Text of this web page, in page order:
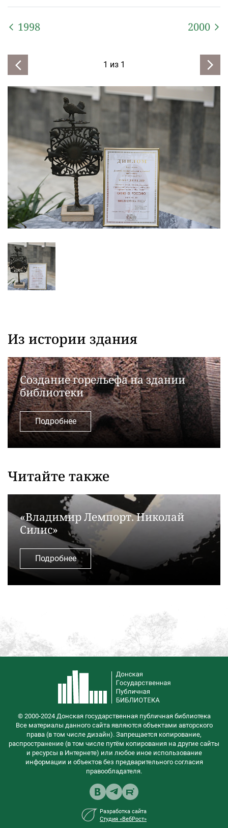
1998 2000
1 из 1
Из истории здания
Создание горельефа на здании
библиотеки
Подробнее
Читайте также
«Владимир Лемпорт. Николай
Силис»
Подробнее
© 2000-2024 Донская государственная публичная библиотека
Все материалы данного сайта являются объектами авторского
права (в том числе дизайн). Запрещается копирование,
распространение (в том числе путём копирования на другие сайты
и ресурсы в Интернете) или любое иное использование
информации и объектов без предварительного согласия
правообладателя.
Разработка сайта
Студия «ВебРост»